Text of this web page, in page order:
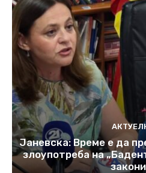
Јаневска: Време е да
злоупотреба на